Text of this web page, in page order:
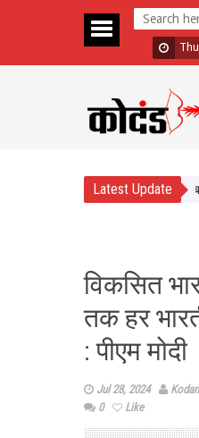
Latest Update
आधुनिक सुविधाओं से लैस होगा बस
विकसित
तक हर
: पीएम मोदी
Jul 28, 2024
0
Like